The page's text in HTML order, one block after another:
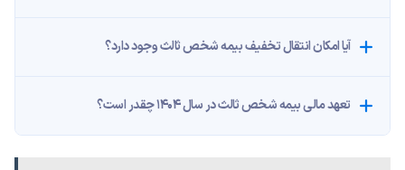
آیا امکان انتقال تخفیف بیمه شخص ثالث وجود دارد؟
تعهد مالی بیمه شخص ثالث در سال ۱۴۰۴ چقدر است؟